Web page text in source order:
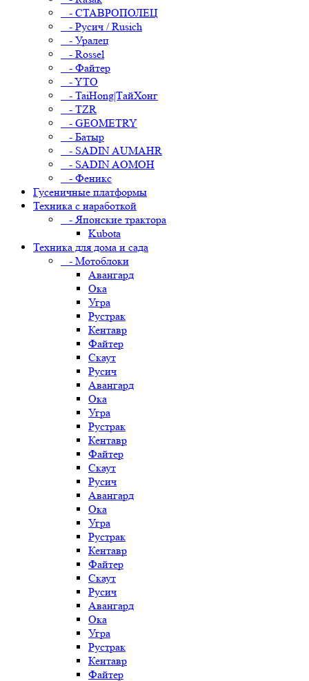
- СТАВРОПОЛЕЦ
- Русич / Rusich
- Уралец
- Rossel
- Файтер
- YTO
- TaiHong|ТайХонг
- TZR
- GEOMETRY
- Батыр
- SADIN AUMAHR
- SADIN AOMOH
- Феникс
Гусеничные платформы
Техника с наработкой
- Японские трактора
Kubota
Техника для дома и сада
- Мотоблоки
Авангард
Ока
Угра
Рустрак
Кентавр
Файтер
Скаут
Русич
Авангард
Ока
Угра
Рустрак
Кентавр
Файтер
Скаут
Русич
Авангард
Ока
Угра
Рустрак
Кентавр
Файтер
Скаут
Русич
Авангард
Ока
Угра
Рустрак
Кентавр
Файтер